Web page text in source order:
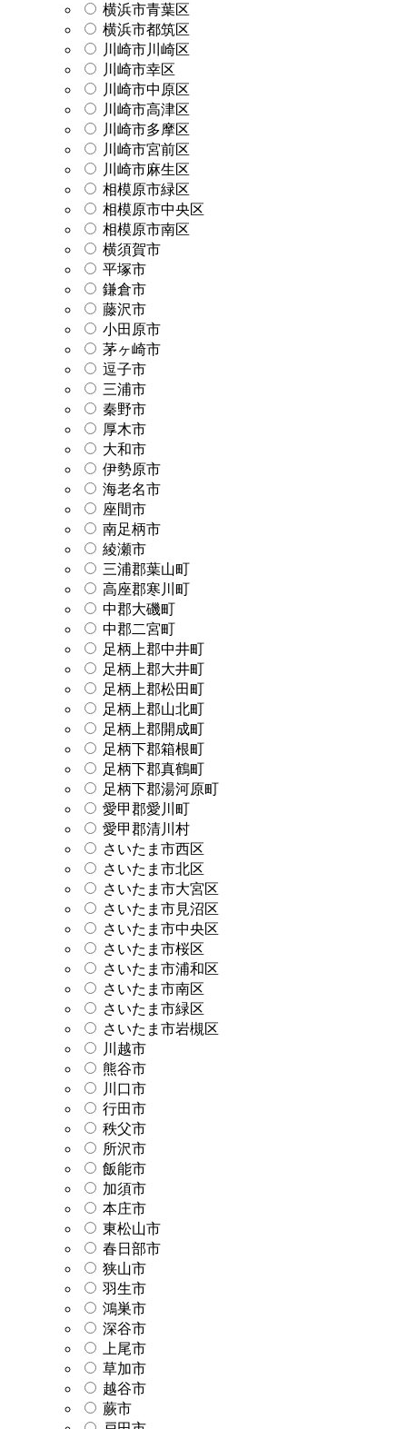
横浜市青葉区
横浜市都筑区
川崎市川崎区
川崎市幸区
川崎市中原区
川崎市高津区
川崎市多摩区
川崎市宮前区
川崎市麻生区
相模原市緑区
相模原市中央区
相模原市南区
横須賀市
平塚市
鎌倉市
藤沢市
小田原市
茅ヶ崎市
逗子市
三浦市
秦野市
厚木市
大和市
伊勢原市
海老名市
座間市
南足柄市
綾瀬市
三浦郡葉山町
高座郡寒川町
中郡大磯町
中郡二宮町
足柄上郡中井町
足柄上郡大井町
足柄上郡松田町
足柄上郡山北町
足柄上郡開成町
足柄下郡箱根町
足柄下郡真鶴町
足柄下郡湯河原町
愛甲郡愛川町
愛甲郡清川村
さいたま市西区
さいたま市北区
さいたま市大宮区
さいたま市見沼区
さいたま市中央区
さいたま市桜区
さいたま市浦和区
さいたま市南区
さいたま市緑区
さいたま市岩槻区
川越市
熊谷市
川口市
行田市
秩父市
所沢市
飯能市
加須市
本庄市
東松山市
春日部市
狭山市
羽生市
鴻巣市
深谷市
上尾市
草加市
越谷市
蕨市